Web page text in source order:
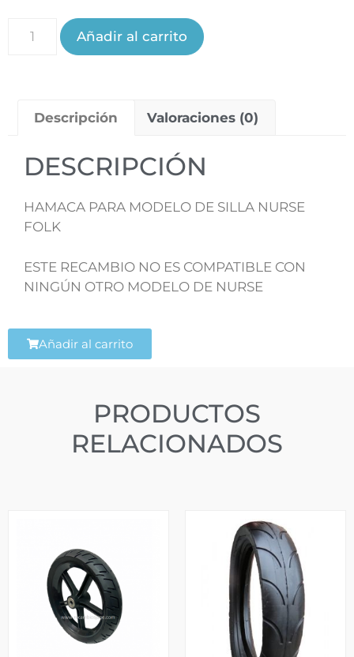
Añadir al carrito
Descripción Valoraciones (0)
DESCRIPCIÓN
HAMACA PARA MODELO DE SILLA NURSE
FOLK
ESTE RECAMBIO NO ES COMPATIBLE CON
NINGÚN OTRO MODELO DE NURSE
Añadir al carrito
PRODUCTOS
RELACIONADOS